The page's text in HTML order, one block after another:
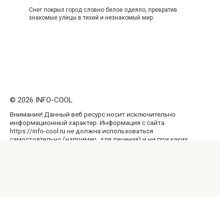
Снег покрыл город словно белое одеяло, превратив
знакомые улицы в тихий и незнакомый мир.
© 2026 INFO-COOL
Внимание! Данный веб ресурс носит исключительно
информационный характер. Информация с сайта
https://info-cool.ru не должна использоваться
самостоятельно (например, для лечения) и ни при каких